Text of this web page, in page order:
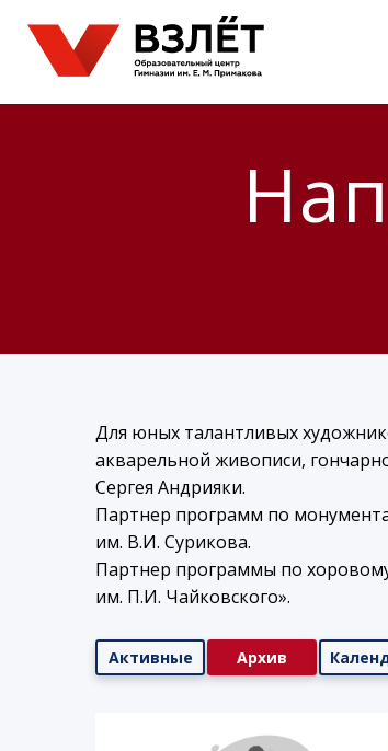
Для юных талантливых
акварельной живописи,
Сергея Андрияки.
Партнер программ по
им. В.И. Сурикова.
Партнер программы по
им. П.И. Чайковского».
Активные Архив